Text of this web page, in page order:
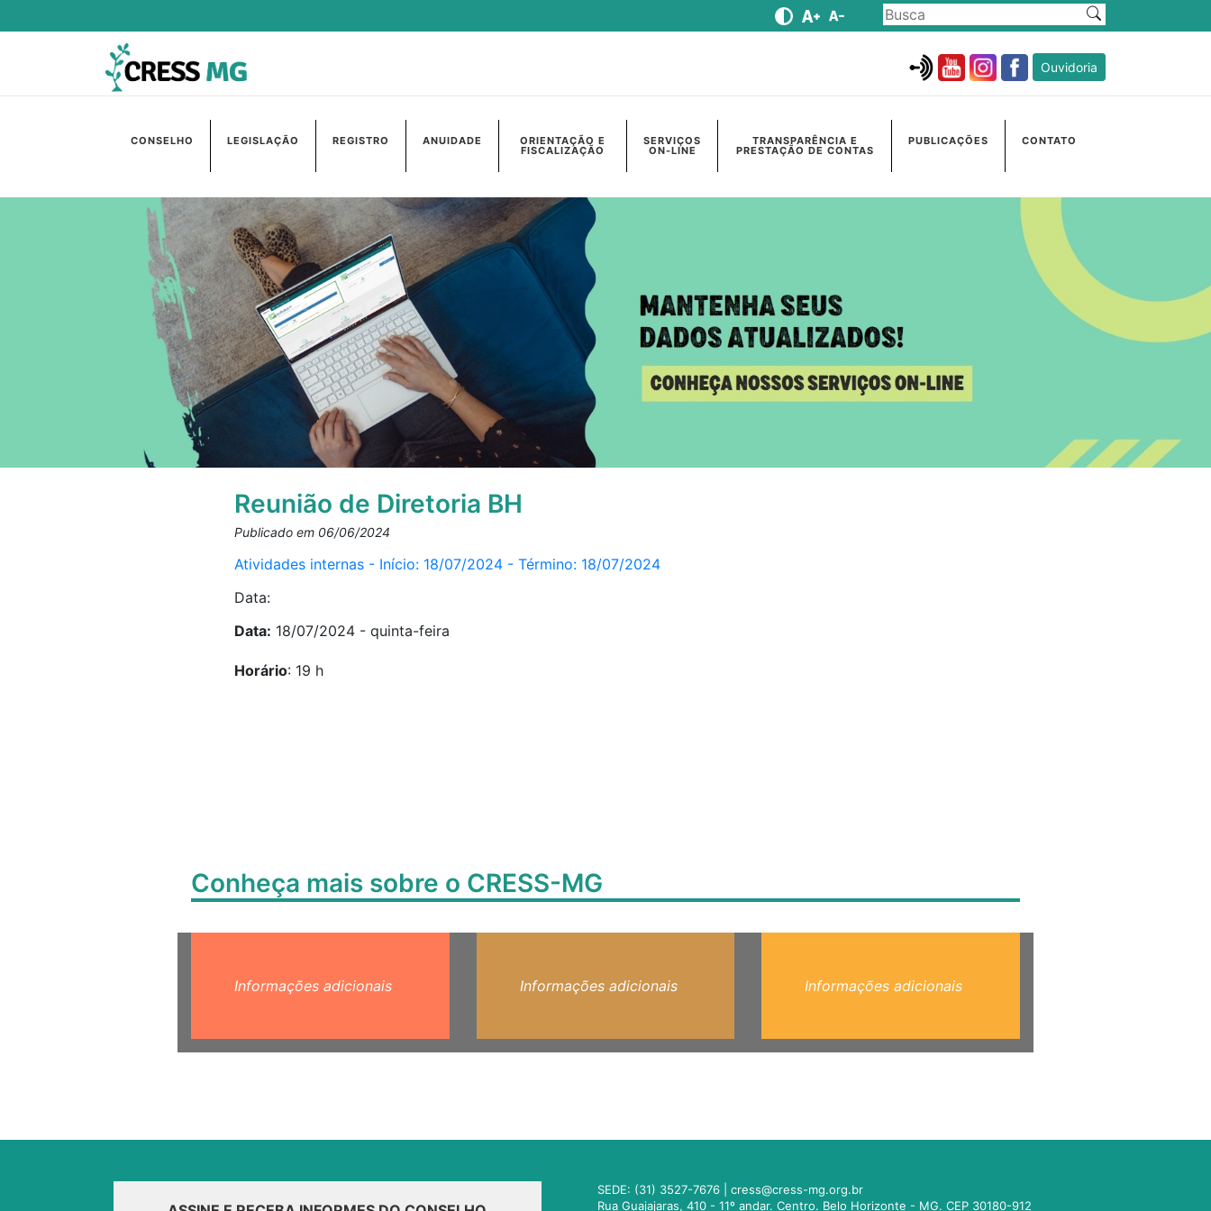
Ouvidoria
CONSELHO LEGISLAÇÃO REGISTRO ANUIDADE ORIENTAÇÃO E
FISCALIZAÇÃO
SERVIÇOS
ON-LINE
TRANSPARÊNCIA E
PRESTAÇÃO DE CONTAS
PUBLICAÇÕES CONTATO
Reunião de Diretoria BH
Publicado em 06/06/2024
Atividades internas - Início: 18/07/2024 - Término: 18/07/2024
Data:
Data: 18/07/2024 - quinta-feira
Horário: 19 h
Conheça mais sobre o CRESS-MG
Informações adicionais Informações adicionais Informações adicionais
SEDE: (31) 3527-7676 |cress@cress-mg.org.br
Rua Guajajaras, 410 - 11º andar. Centro. Belo Horizonte - MG. CEP 30180-912